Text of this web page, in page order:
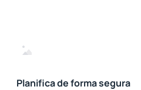
Planifica de forma segura